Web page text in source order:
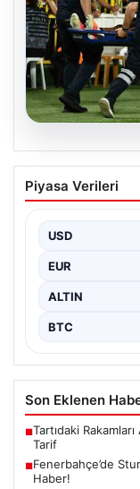
05.08.2026
Almanya
Mücadele…
Piyasa Verileri
USD
EUR
ALTIN
BTC
Son Eklenen
■Tartıdaki
Tarif
■Fenerbahçe’de
Haber!